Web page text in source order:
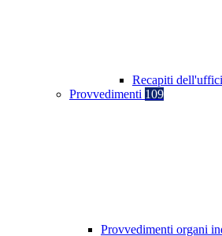
Recapiti
Provvedimenti 109
Provvedimenti organi